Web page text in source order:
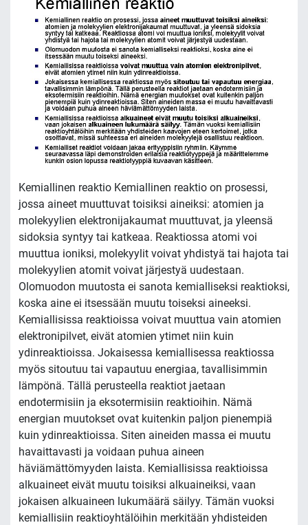
Kemiallinen reaktio Kemiallinen reaktio on prosessi,
jossa aineet muuttuvat toisiksi aineiksi: atomien ja
molekyylien elektronijakaumat muuttuvat, ja yleensä
sidoksia syntyy tai katkeaa. Reaktiossa atomi voi
muuttua ioniksi, molekyylit voivat yhdistyä tai hajota tai
molekyylien atomit voivat järjestyä uudestaan.
Olomuodon muutosta ei sanota kemialliseksi reaktioksi,
koska aine ei itsessään muutu toiseksi aineeksi.
Kemiallisissa reaktioissa voivat muuttua vain atomien
elektronipilvet, eivät atomien ytimet niin kuin
ydinreaktioissa. Jokaisessa kemiallisessa reaktiossa
myös sitoutuu tai vapautuu energiaa, tavallisimmin
lämpönä. Tällä perusteella reaktiot jaetaan
endotermisiin ja eksotermisiin reaktioihin. Nämä
energian muutokset ovat kuitenkin paljon pienempiä
kuin ydinreaktioissa. Siten aineiden massa ei muutu
havaittavasti ja voidaan puhua aineen
häviämättömyyden laista. Kemiallisissa reaktioissa
alkuaineet eivät muutu toisiksi alkuaineiksi, vaan
jokaisen alkuaineen lukumäärä säilyy. Tämän vuoksi
kemiallisiin reaktioyhtälöihin merkitään yhdisteiden